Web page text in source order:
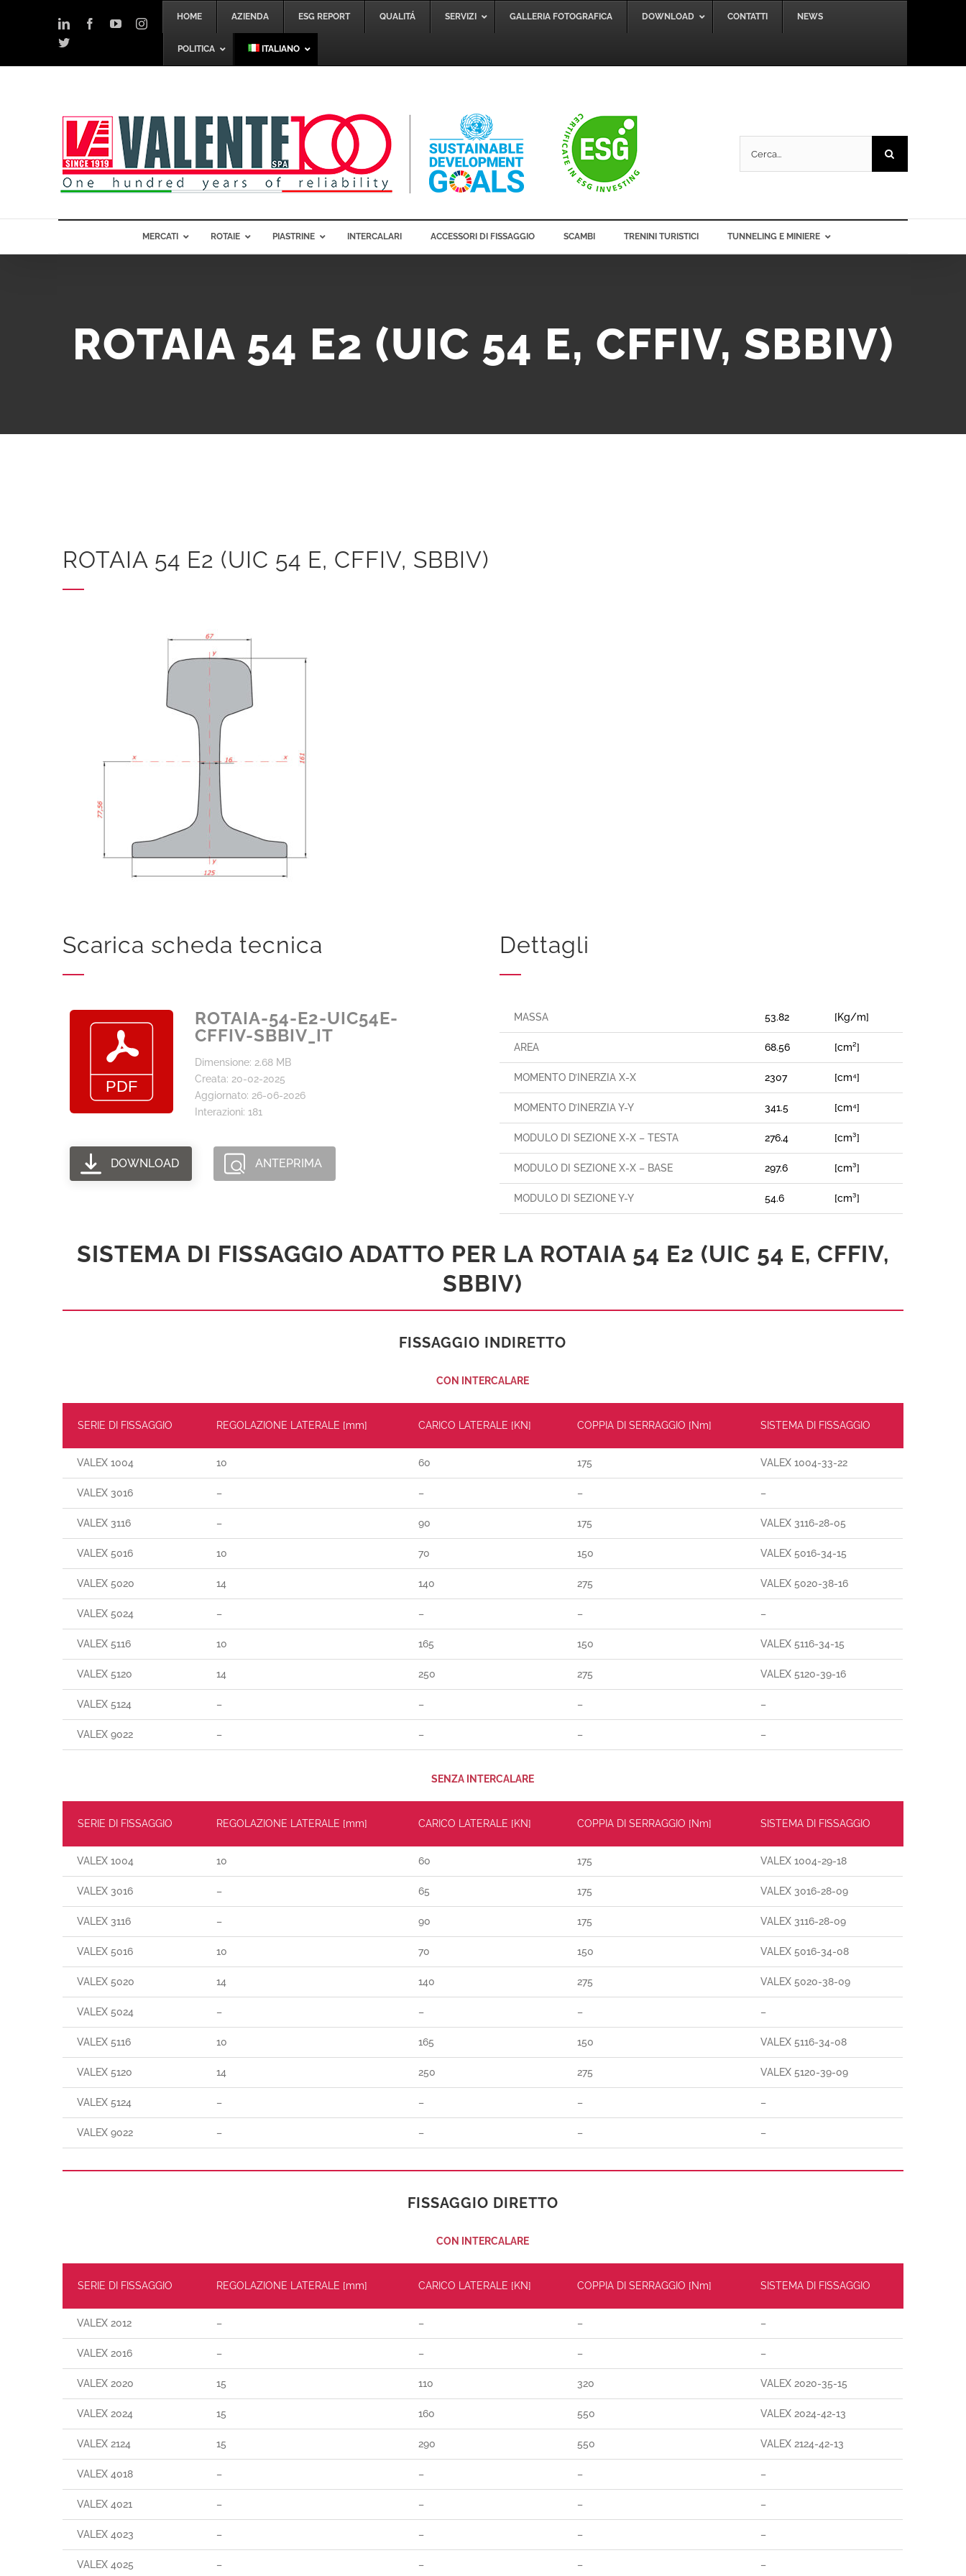
LinkedInFacebookYouTubeInstagram
Twitter
HOME AZIENDA ESG REPORT QUALITÁ SERVIZI GALLERIA FOTOGRAFICA DOWNLOAD CONTATTI NEWS
POLITICA ITALIANO
per:
MERCATI ROTAIE PIASTRINE INTERCALARI ACCESSORI DI FISSAGGIO SCAMBI TRENINI TURISTICI TUNNELING E MINIERE
ROTAIA 54 E2 (UIC 54 E, CFFIV, SBBIV)
ROTAIA 54 E2 (UIC 54 E, CFFIV, SBBIV)
Scarica scheda tecnica
ROTAIA-54-E2-UIC54E-
CFFIV-SBBIV_IT
Dimensione: 2.68 MB
Creata: 20-02-2025
Aggiornato: 26-06-2026
Interazioni: 181
DOWNLOAD ANTEPRIMA
Dettagli
MASSA 53.82 [Kg/m]
AREA 68.56 [cm²]
MOMENTO D’INERZIA X-X 2307 [cm⁴]
MOMENTO D’INERZIA Y-Y 341.5 [cm⁴]
MODULO DI SEZIONE X-X – TESTA 276.4 [cm³]
MODULO DI SEZIONE X-X – BASE 297.6 [cm³]
MODULO DI SEZIONE Y-Y 54.6 [cm³]
SISTEMA DI FISSAGGIO ADATTO PER LA ROTAIA 54 E2 (UIC 54 E, CFFIV,
SBBIV)
FISSAGGIO INDIRETTO
CON INTERCALARE
SERIE DI FISSAGGIO REGOLAZIONE LATERALE [mm] CARICO LATERALE [KN] COPPIA DI SERRAGGIO [Nm] SISTEMA DI FISSAGGIO
VALEX 1004 10 60 175 VALEX 1004-33-22
VALEX 3016 – – – –
VALEX 3116 – 90 175 VALEX 3116-28-05
VALEX 5016 10 70 150 VALEX 5016-34-15
VALEX 5020 14 140 275 VALEX 5020-38-16
VALEX 5024 – – – –
VALEX 5116 10 165 150 VALEX 5116-34-15
VALEX 5120 14 250 275 VALEX 5120-39-16
VALEX 5124 – – – –
VALEX 9022 – – – –
SENZA INTERCALARE
SERIE DI FISSAGGIO REGOLAZIONE LATERALE [mm] CARICO LATERALE [KN] COPPIA DI SERRAGGIO [Nm] SISTEMA DI FISSAGGIO
VALEX 1004 10 60 175 VALEX 1004-29-18
VALEX 3016 – 65 175 VALEX 3016-28-09
VALEX 3116 – 90 175 VALEX 3116-28-09
VALEX 5016 10 70 150 VALEX 5016-34-08
VALEX 5020 14 140 275 VALEX 5020-38-09
VALEX 5024 – – – –
VALEX 5116 10 165 150 VALEX 5116-34-08
VALEX 5120 14 250 275 VALEX 5120-39-09
VALEX 5124 – – – –
VALEX 9022 – – – –
FISSAGGIO DIRETTO
CON INTERCALARE
SERIE DI FISSAGGIO REGOLAZIONE LATERALE [mm] CARICO LATERALE [KN] COPPIA DI SERRAGGIO [Nm] SISTEMA DI FISSAGGIO
VALEX 2012 – – – –
VALEX 2016 – – – –
VALEX 2020 15 110 320 VALEX 2020-35-15
VALEX 2024 15 160 550 VALEX 2024-42-13
VALEX 2124 15 290 550 VALEX 2124-42-13
VALEX 4018 – – – –
VALEX 4021 – – – –
VALEX 4023 – – – –
VALEX 4025 – – – –